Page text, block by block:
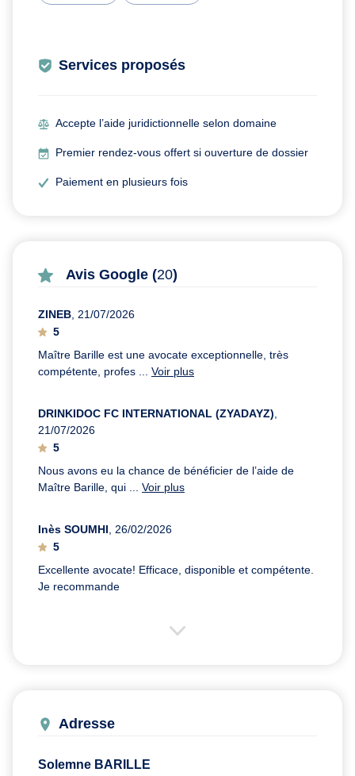
Services proposés
Accepte l’aide juridictionnelle selon domaine
Premier rendez-vous offert si ouverture de dossier
Paiement en plusieurs fois
Avis Google (20)
ZINEB, 21/07/2026
5
Maître Barille est une avocate exceptionnelle, très
compétente, profes ... Voir plus
DRINKIDOC FC INTERNATIONAL (ZYADAYZ),
21/07/2026
5
Nous avons eu la chance de bénéficier de l’aide de
Maître Barille, qui ... Voir plus
Inès SOUMHI, 26/02/2026
5
Excellente avocate! Efficace, disponible et compétente.
Je recommande
Adresse
Solemne BARILLE